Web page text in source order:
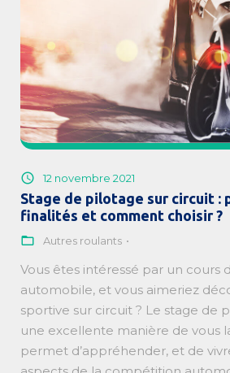
12 novembre 2021
Stage de pilotage sur circuit :
finalités et comment choisir ?
Autres roulants
Vous êtes intéressé par un cours
automobile, et vous aimeriez
sportive sur circuit ? Le stage de
une excellente manière de vous
permet d’appréhender, et de